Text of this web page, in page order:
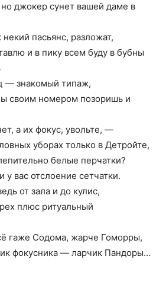
джокер сунет вашей даме в
некий пасьянс, разложат,
и в пику всем буду в бубны
— знакомый типаж,
своим номером позоришь и
а их фокус, увольте, —
уборах только в Детройте,
белые перчатки?
вас отслоение сетчатки.
от зала и до кулис,
плюс ритуальный
гаже Содома, жарче Гоморры,
фокусника — ларчик Пандоры…